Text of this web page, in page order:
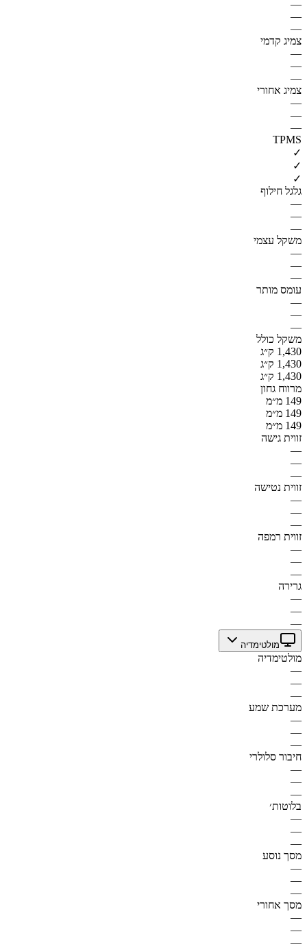
—
—
—
צמיג קדמי
—
—
—
צמיג אחורי
—
—
—
TPMS
✓
✓
✓
גלגל חילוף
—
—
—
משקל עצמי
—
—
—
עומס מותר
—
—
—
משקל כולל
1,430 ק״ג
1,430 ק״ג
1,430 ק״ג
מרווח גחון
149 מ״מ
149 מ״מ
149 מ״מ
זווית גישה
—
—
—
זווית נטישה
—
—
—
זווית רמפה
—
—
—
גרירה
—
—
—
מולטימדיה
מולטימדיה
—
—
—
מערכת שמע
—
—
—
חיבור סלולרי
—
—
—
בלוטות׳
—
—
—
מסך נוסע
—
—
—
מסך אחורי
—
—
—